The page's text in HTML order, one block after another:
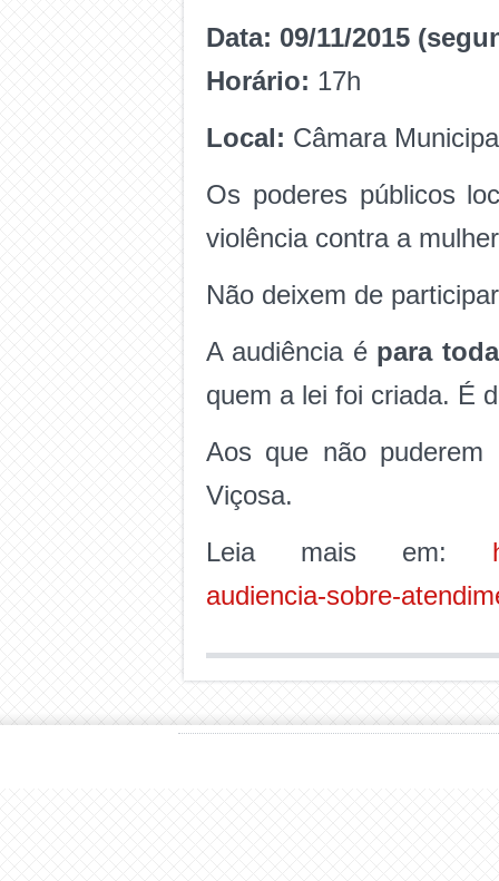
Data: 09/11/2015
Horário: 17h
Local: Câmara
Os poderes públicos
violência contra a
Não deixem de
A audiência é para
quem a lei foi criada. É
Aos que não puderem
Viçosa.
Leia mais em:
audiencia-sobre-